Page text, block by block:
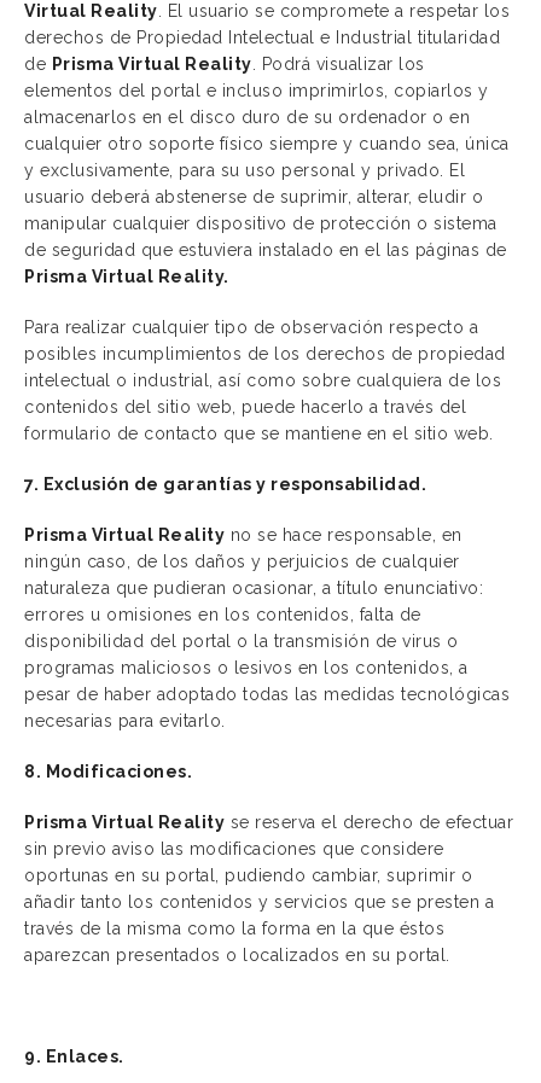
Virtual Reality . El usuario se compromete a respetar los
derechos de Propiedad Intelectual e Industrial titularidad
de Prisma Virtual Reality . Podrá visualizar los
elementos del portal e incluso imprimirlos, copiarlos y
almacenarlos en el disco duro de su ordenador o en
cualquier otro soporte físico siempre y cuando sea, única
y exclusivamente, para su uso personal y privado. El
usuario deberá abstenerse de suprimir, alterar, eludir o
manipular cualquier dispositivo de protección o sistema
de seguridad que estuviera instalado en el las páginas de
Prisma Virtual Reality.
Para realizar cualquier tipo de observación respecto a
posibles incumplimientos de los derechos de propiedad
intelectual o industrial, así como sobre cualquiera de los
contenidos del sitio web, puede hacerlo a través del
formulario de contacto que se mantiene en el sitio web.
7. Exclusión de garantías y responsabilidad.
Prisma Virtual Reality no se hace responsable, en
ningún caso, de los daños y perjuicios de cualquier
naturaleza que pudieran ocasionar, a título enunciativo:
errores u omisiones en los contenidos, falta de
disponibilidad del portal o la transmisión de virus o
programas maliciosos o lesivos en los contenidos, a
pesar de haber adoptado todas las medidas tecnológicas
necesarias para evitarlo.
8. Modificaciones.
Prisma Virtual Reality se reserva el derecho de efectuar
sin previo aviso las modificaciones que considere
oportunas en su portal, pudiendo cambiar, suprimir o
añadir tanto los contenidos y servicios que se presten a
través de la misma como la forma en la que éstos
aparezcan presentados o localizados en su portal.
9. Enlaces.